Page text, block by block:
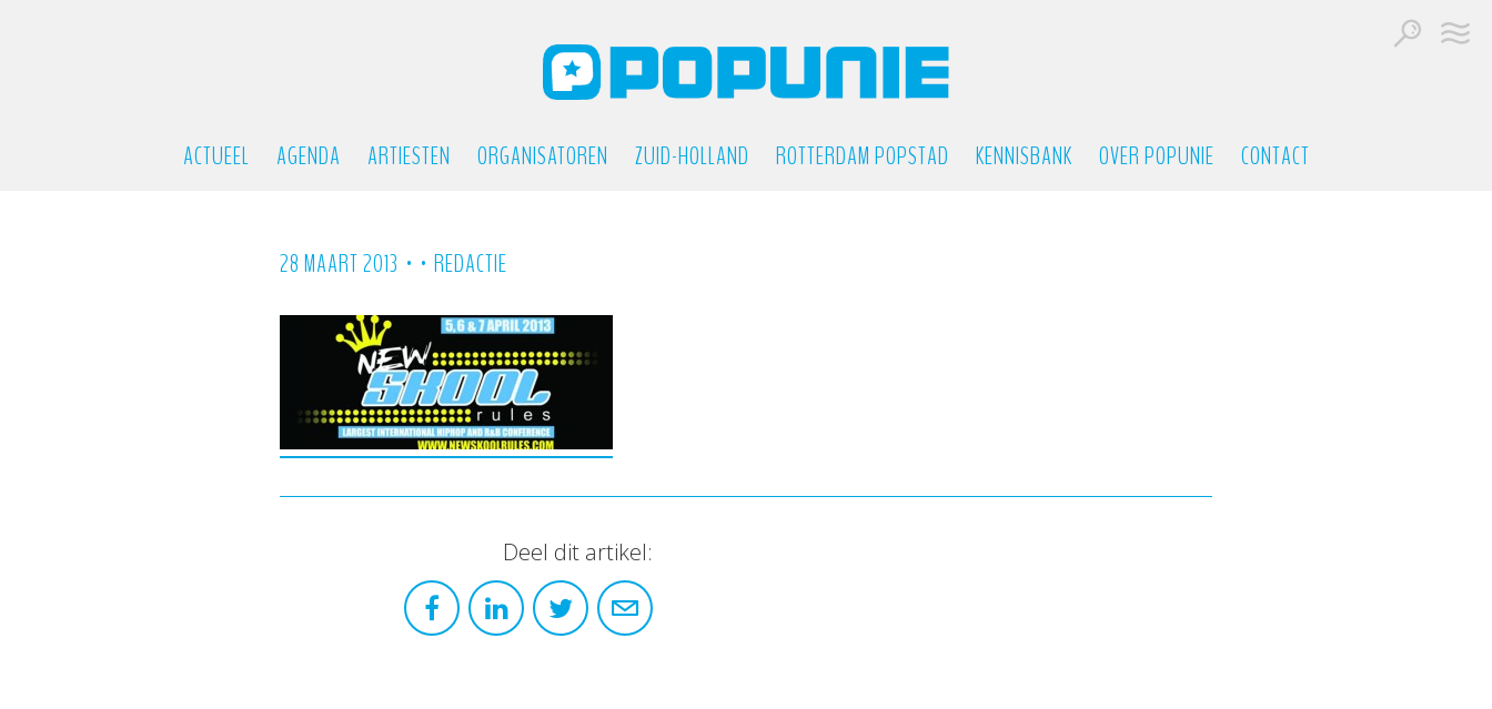
ACTUEEL AGENDA ARTIESTEN ORGANISATOREN ZUID-HOLLAND ROTTERDAM POPSTAD KENNISBANK OVER POPUNIE CONTACT
28 MAART 2013 • • REDACTIE
Deel dit artikel: